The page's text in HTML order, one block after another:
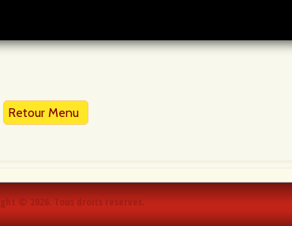
Retour Menu
© 2026. Tous droits réservés.